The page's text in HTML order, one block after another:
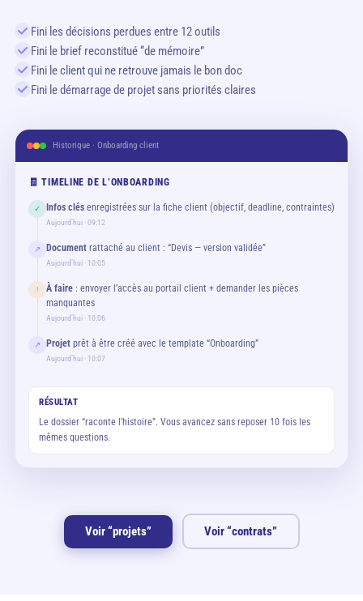
Fini les décisions perdues entre 12 outils
Fini le brief reconstitué “de mémoire”
Fini le client qui ne retrouve jamais le bon doc
Fini le démarrage de projet sans priorités claires
Historique · Onboarding client
🧾 TIMELINE DE L’ONBOARDING
✓ Infos clés enregistrées sur la fiche client (objectif, deadline, contraintes)
Aujourd’hui · 09:12
↗ Document rattaché au client : “Devis — version validée”
Aujourd’hui · 10:05
! À faire : envoyer l’accès au portail client + demander les pièces
manquantes
Aujourd’hui · 10:06
↗ Projet prêt à être créé avec le template “Onboarding”
Aujourd’hui · 10:07
RÉSULTAT
Le dossier “raconte l’histoire”. Vous avancez sans reposer 10 fois les
mêmes questions.
Voir “projets” Voir “contrats”